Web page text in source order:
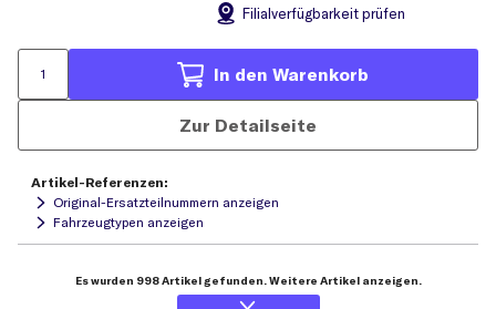
Filialverfügbarkeit prüfen
In den Warenkorb
Zur Detailseite
Artikel-Referenzen:
Original-Ersatzteilnummern anzeigen
Fahrzeugtypen anzeigen
Es wurden 998 Artikel gefunden. Weitere Artikel anzeigen.